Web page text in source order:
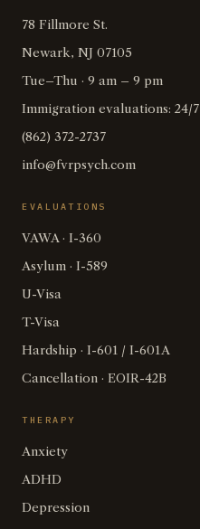
78 Fillmore St.
Newark, NJ 07105
Tue–Thu · 9 am – 9 pm
Immigration evaluations: 24/7
(862) 372-2737
info@fvrpsych.com
EVALUATIONS
VAWA · I-360
Asylum · I-589
U-Visa
T-Visa
Hardship · I-601 / I-601A
Cancellation · EOIR-42B
THERAPY
Anxiety
ADHD
Depression